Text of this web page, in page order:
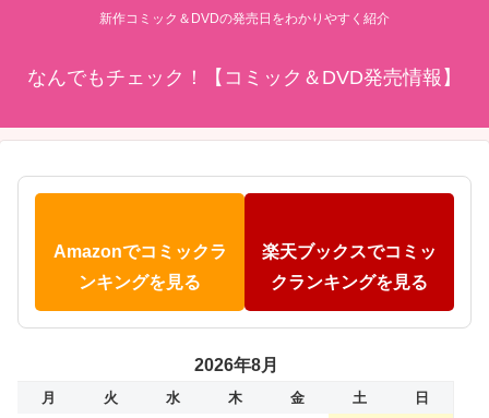
新作コミック＆DVDの発売日をわかりやすく紹介
なんでもチェック！【コミック＆DVD発売情報】
Amazonでコミックラ
ンキングを見る
楽天ブックスでコミッ
クランキングを見る
2026年8月
月 火 水 木 金 土
日